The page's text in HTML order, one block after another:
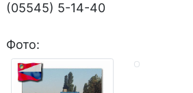
(05545) 5-14-40
Фото: